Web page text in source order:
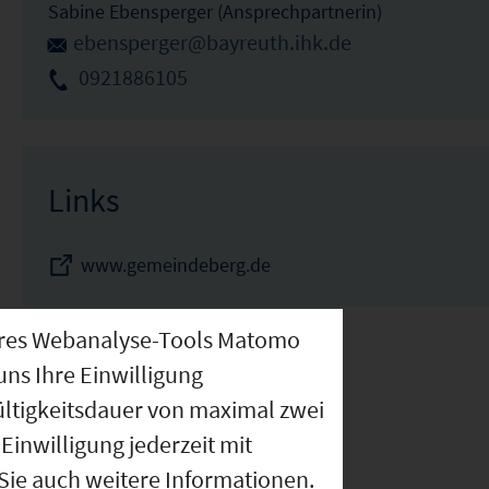
Sabine Ebensperger (Ansprechpartnerin)
ebensperger@bayreuth.ihk.de
0921886105
Links
www.gemeindeberg.de
Webanalyse-Tools Matomo
Ihre Einwilligung
von maximal zwei
jederzeit mit
auch weitere Informationen.